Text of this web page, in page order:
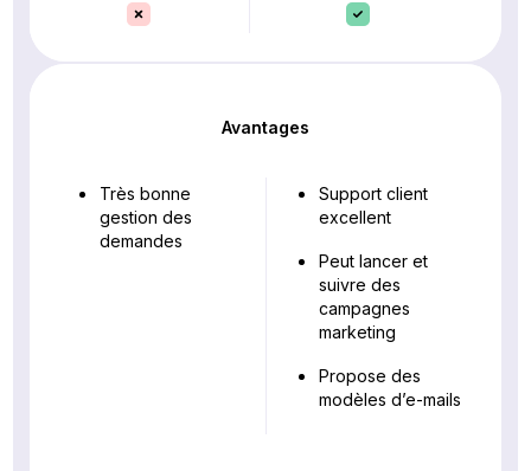
Avantages
Très bonne
gestion des
demandes
Support client
excellent
Peut lancer et
suivre des
campagnes
marketing
Propose des
modèles d’e-mails